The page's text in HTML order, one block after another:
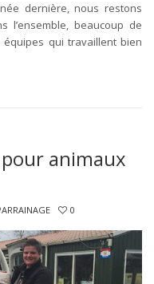
dernière, nous restons
l’ensemble, beaucoup de
qui travaillent bien
animaux
0